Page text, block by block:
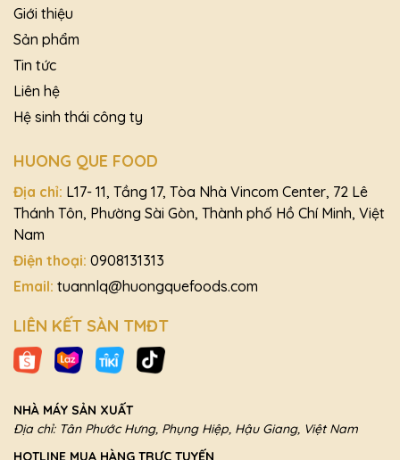
Giới thiệu
Sản phẩm
Tin tức
Liên hệ
Hệ sinh thái công ty
HUONG QUE FOOD
Địa chỉ: L17- 11, Tầng 17, Tòa Nhà Vincom Center, 72 Lê
Thánh Tôn, Phường Sài Gòn, Thành phố Hồ Chí Minh, Việt
Nam
Điện thoại: 0908131313
Email: tuannlq@huongquefoods.com
LIÊN KẾT SÀN TMĐT
NHÀ MÁY SẢN XUẤT
Địa chỉ: Tân Phước Hưng, Phụng Hiệp, Hậu Giang, Việt Nam
HOTLINE MUA HÀNG TRỰC TUYẾN